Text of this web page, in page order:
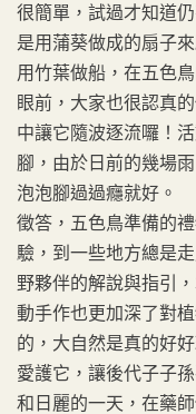
很簡單，試過才知道
是用蒲葵做成的扇子
用竹葉做船，在五色
眼前，大家也很認真
中讓它隨波逐流囉！
腳，由於日前的幾場
泡泡腳過過癮就好。
徵答，五色鳥準備的
驗，到一些地方總是
野夥伴的解說與指引
動手作也更加深了對
的，大自然是真的好
愛護它，讓後代子子
和日麗的一天，在藥